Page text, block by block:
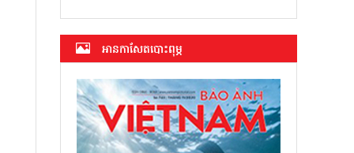
អាន​កាសែត​បោះពុម្ភ